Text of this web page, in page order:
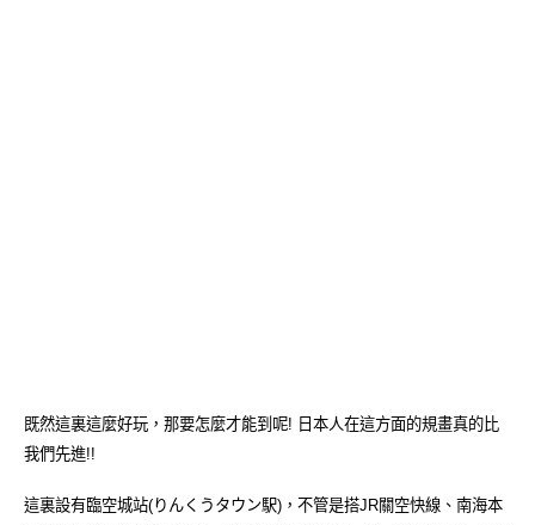
既然這裏這麼好玩，那要怎麼才能到呢! 日本人在這方面的規畫真的比
我們先進!!
這裏設有臨空城站(りんくうタウン駅)，不管是搭JR關空快線、南海本